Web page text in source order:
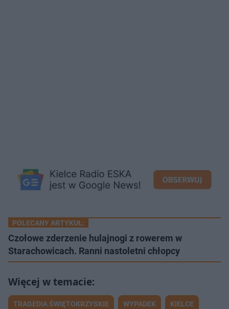
POLECANY ARTYKUŁ:
Czołowe zderzenie hulajnogi z rowerem w
Starachowicach. Ranni nastoletni chłopcy
TRAGEDIA ŚWIĘTOKRZYSKIE WYPADEK KIELCE